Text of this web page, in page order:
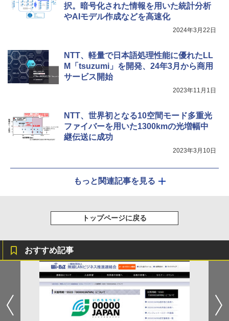
択。暗号化された情報を用いた統計分析
やAIモデル作成などを高速化
2024年3月22日
NTT、軽量で日本語処理性能に優れたLL
M「tsuzumi」を開発、24年3月から商用
サービス開始
2023年11月1日
NTT、世界初となる10空間モード多重光
ファイバーを用いた1300kmの光増幅中
継伝送に成功
2023年3月10日
もっと関連記事を見る
トップページに戻る
おすすめ記事